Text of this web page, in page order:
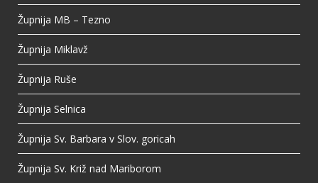
Župnija MB – Tezno
Župnija Miklavž
Župnija Ruše
Župnija Selnica
Župnija Sv. Barbara v Slov. goricah
Župnija Sv. Križ nad Mariborom